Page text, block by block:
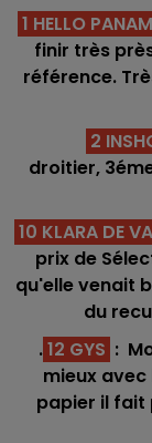
1 HELLO
finir très
référence.
2
droitier,
10 KLARA DE
prix de
qu'elle venait
du
.12 GYS :
mieux
papier il fait